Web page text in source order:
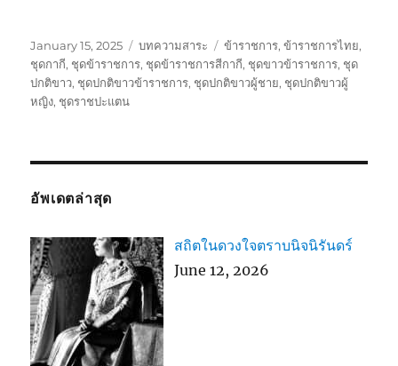
Posted
on
January 15, 2025 Categories
บทความสาระ Tags
ข้าราชการ,ข้าราชการไทย,
ชุดกากี, ชุดข้าราชการ, ชุดข้าราชการสีกากี, ชุดขาวข้าราชการ, ชุด
ปกติขาว, ชุดปกติขาวข้าราชการ, ชุดปกติขาวผู้ชาย, ชุดปกติขาวผู้
หญิง, ชุดราชปะแตน
อัพเดตล่าสุด
สถิตในดวงใจตราบนิจนิรันดร์
June 12, 2026